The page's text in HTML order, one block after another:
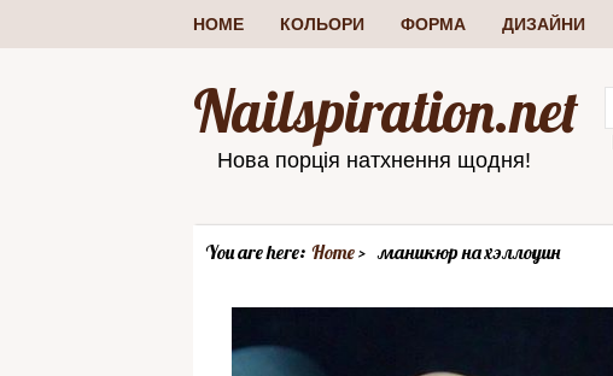
HOME КОЛЬОРИ ФОРМА ДИЗАЙНИ
Nailspiration.net
Нова порція натхнення щодня!
You are here: Home маникюр на хэллоуин